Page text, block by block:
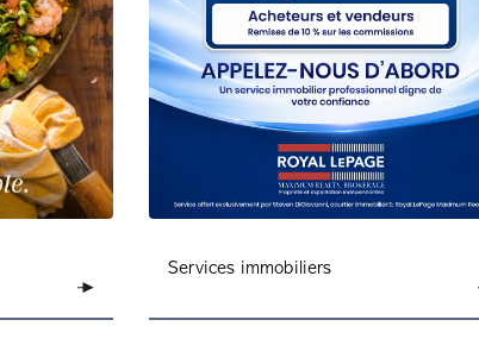
Services immobiliers